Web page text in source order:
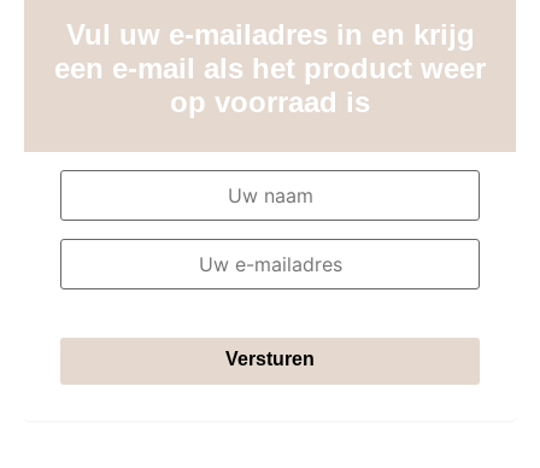
Vul uw e-mailadres in en krijg
een e-mail als het product weer
op voorraad is
Versturen